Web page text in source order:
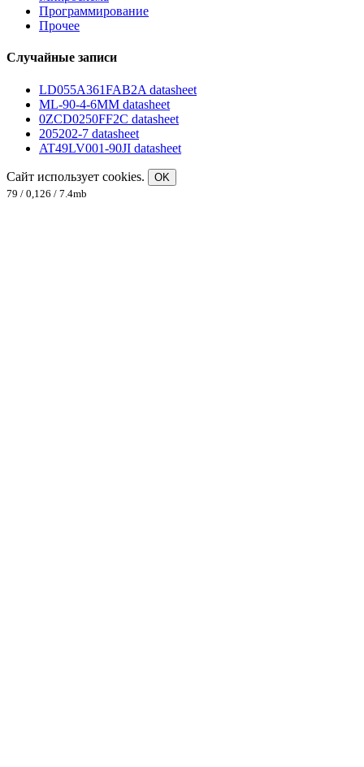
Программирование
Прочее
Случайные записи
LD055A361FAB2A datasheet
ML-90-4-6MM datasheet
0ZCD0250FF2C datasheet
205202-7 datasheet
AT49LV001-90JI datasheet
Сайт использует cookies.
OK
79 / 0,126 / 7.4mb